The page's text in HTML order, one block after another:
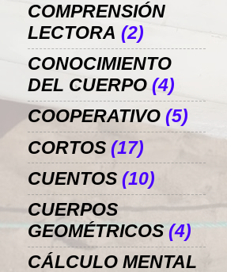
COMPRENSIÓN
LECTORA (2)
CONOCIMIENTO
DEL CUERPO (4)
COOPERATIVO (5)
CORTOS (17)
CUENTOS (10)
CUERPOS
GEOMÉTRICOS (4)
CÁLCULO MENTAL